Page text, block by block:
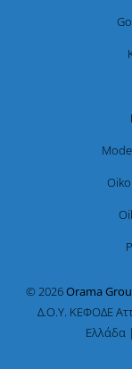
© 2026Orama
Δ.Ο.Υ. ΚΕΦΟΔΕ
Ελλάδα